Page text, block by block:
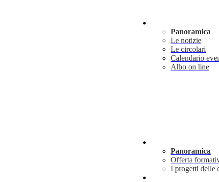
Panoramica
Le notizie
Le circolari
Calendario
Albo on line
Panoramica
Offerta
I progetti delle